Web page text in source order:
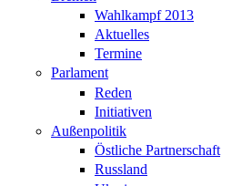
Wahlkampf 2013
Aktuelles
Termine
Parlament
Reden
Initiativen
Außenpolitik
Östliche Partnerschaft
Russland